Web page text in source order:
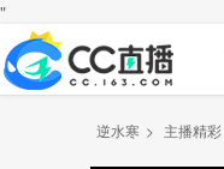
"
逆水寒 > 主播精彩